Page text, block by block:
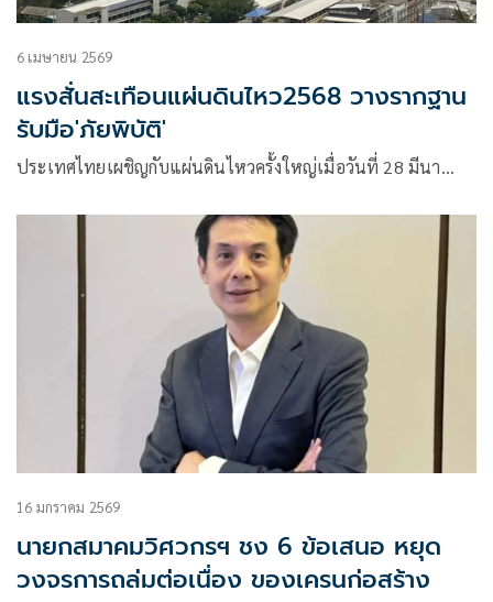
6 เมษายน 2569
แรงสั่นสะเทือนแผ่นดินไหว2568 วางรากฐาน
รับมือ'ภัยพิบัติ'
ประเทศไทยเผชิญกับแผ่นดินไหวครั้งใหญ่เมื่อวันที่ 28 มีนา…
16 มกราคม 2569
นายกสมาคมวิศวกรฯ ชง 6 ข้อเสนอ หยุด
วงจรการถล่มต่อเนื่อง ของเครนก่อสร้าง